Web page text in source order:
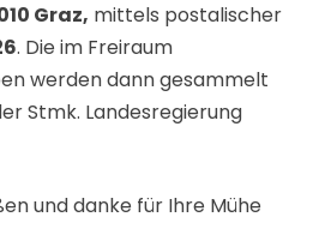
Graz, mittels postalischer
. Die im Freiraum
werden dann gesammelt
Stmk. Landesregierung
und danke für Ihre Mühe